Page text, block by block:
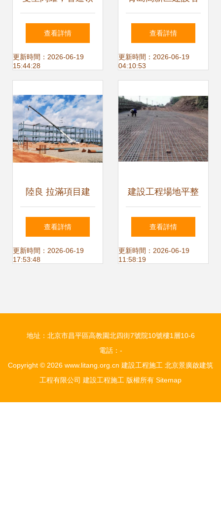
航 山河智能樁工產
品榮獲制造業單項
程施工新篇章
查看詳情
更新時間：2026-06-19
15:44:28
元旦假期堅守崗位
全力推進重點項目
查看詳情
更新時間：2026-06-19
04:10:53
陸良 拉滿項目建
設“進度條”，全力
沖刺“開門紅”
查看詳情
更新時間：2026-06-19
17:53:48
建設工程場地平整
施工方案編制要點
與流程詳解
查看詳情
更新時間：2026-06-19
11:58:19
地址：北京市昌平區高教園北四街7號院10號樓1層10-6
電話：-
Copyright © 2026 www.litang.org.cn 建設工程施工 北京景廣啟建筑
工程有限公司 建設工程施工 版權所有 Sitemap